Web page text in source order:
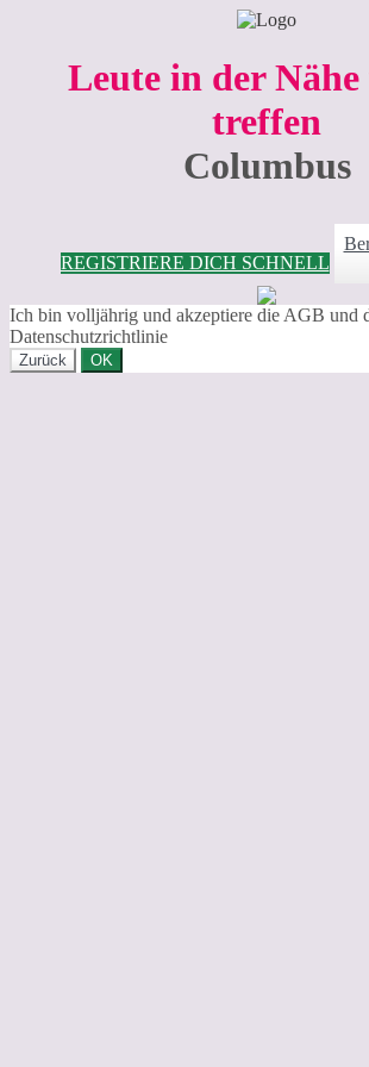
Leute in der Nähe
treffen
Columbus
REGISTRIERE DICH SCHNELL
Ich bin volljährig und akzeptiere die AGB und
Datenschutzrichtlinie
Zurück OK